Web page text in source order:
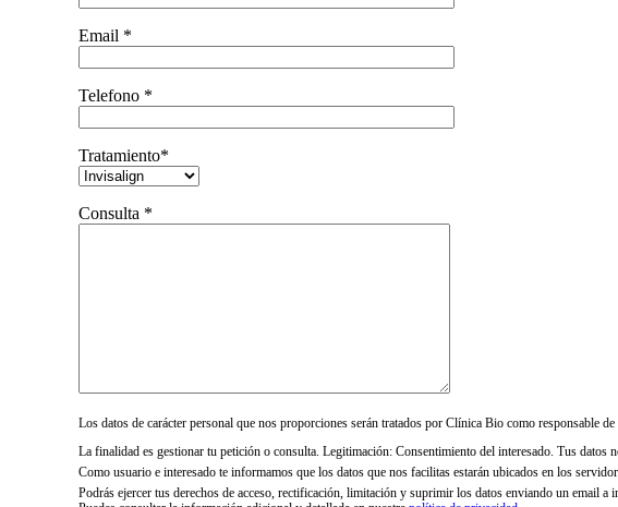
Email *
Telefono *
Tratamiento*
Consulta *
Los datos de carácter personal que nos proporciones serán tratados por Clínica Bio como responsable
La finalidad es gestionar tu petición o consulta. Legitimación: Consentimiento del interesado. Tus datos
Como usuario e interesado te informamos que los datos que nos facilitas estarán ubicados en los
Podrás ejercer tus derechos de acceso, rectificación, limitación y suprimir los datos enviando un email